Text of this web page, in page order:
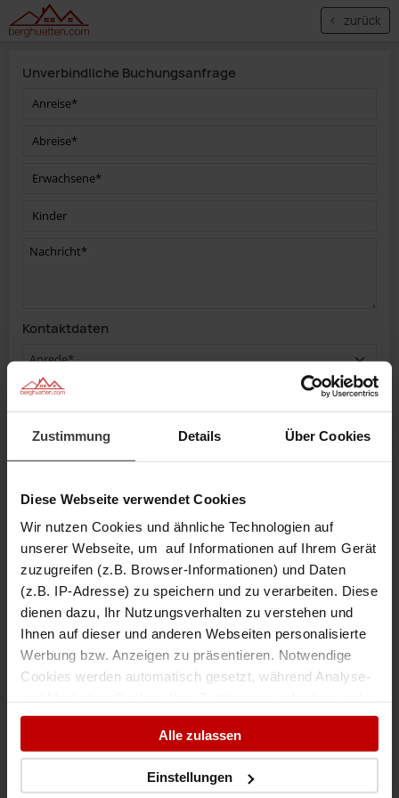
Zustimmung Details Über Cookies
Diese Webseite verwendet Cookies
Wir nutzen Cookies und ähnliche Technologien auf
unserer Webseite, um auf Informationen auf Ihrem Gerät
zuzugreifen (z.B. Browser-Informationen) und Daten
(z.B. IP-Adresse) zu speichern und zu verarbeiten. Diese
dienen dazu, Ihr Nutzungsverhalten zu verstehen und
Ihnen auf dieser und anderen Webseiten personalisierte
Werbung bzw. Anzeigen zu präsentieren. Notwendige
Cookies werden automatisch gesetzt, während Analyse-
auch außerhalb der EU/EWR, z.B. in den USA,
verarbeitet werden, wo Ihre Daten nicht mit den gleichen
Datenschutzstandards geschützt sind wie in der EU.
Ihre Einwilligung erteilen Sie mit "Alle zulassen" oder
Alle zulassen
Einstellungen
zurück
Unverbindliche Buchungsanfrage
Kontaktdaten
Datenschutzerklärung zur Kenntnis genommen.
Jetzt absenden